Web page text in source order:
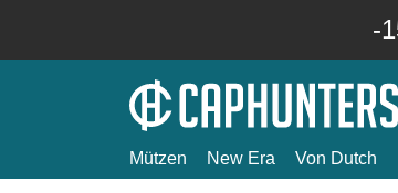
-
Mützen New Era Von Dutch